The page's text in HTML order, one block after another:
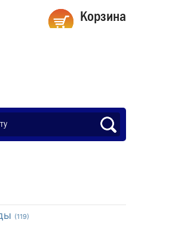
Корзина
(119)